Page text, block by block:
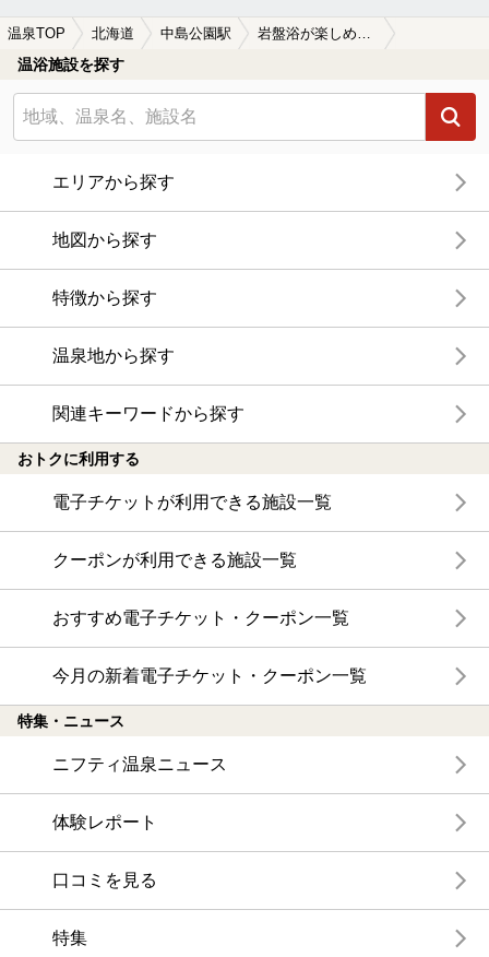
温泉TOP 北海道 中島公園駅
温浴施設を探す
エリアから探す
地図から探す
特徴から探す
温泉地から探す
関連キーワードから探す
おトクに利用する
電子チケットが利用できる施設一覧
クーポンが利用できる施設一覧
おすすめ電子チケット・クーポン一覧
今月の新着電子チケット・クーポン一覧
特集・ニュース
ニフティ温泉ニュース
体験レポート
口コミを見る
特集